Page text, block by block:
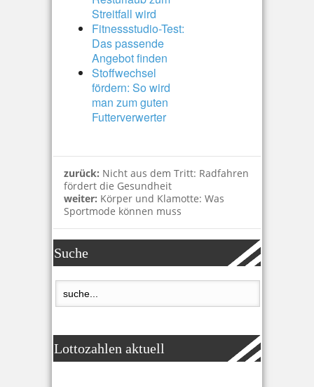
Streitfall wird
Fitnessstudio-Test:
Das passende
Angebot finden
Stoffwechsel
fördern: So wird
man zum guten
Futterverwerter
zurück: Nicht aus dem Tritt: Radfahren
fördert die Gesundheit
weiter: Körper und Klamotte: Was
Sportmode können muss
Suche
Lottozahlen aktuell